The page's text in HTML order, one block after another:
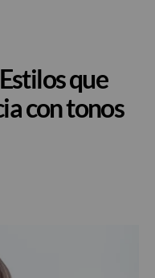
que
con tonos